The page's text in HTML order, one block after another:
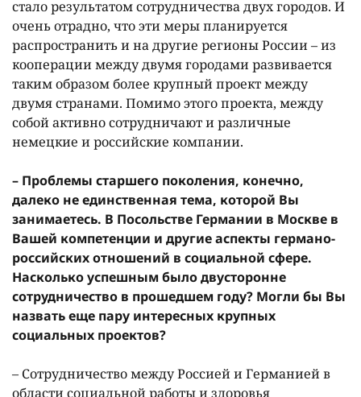
стало результатом сотрудничества двух городов. И
очень отрадно, что эти меры планируется
распространить и на другие регионы России – из
кооперации между двумя городами развивается
таким образом более крупный проект между
двумя странами. Помимо этого проекта, между
собой активно сотрудничают и различные
немецкие и российские компании.
– Проблемы старшего поколения, конечно,
далеко не единственная тема, которой Вы
занимаетесь. В Посольстве Германии в Москве в
Вашей компетенции и другие аспекты германо-
российских отношений в социальной сфере.
Насколько успешным было двусторонне
сотрудничество в прошедшем году? Могли бы Вы
назвать еще пару интересных крупных
социальных проектов?
– Сотрудничество между Россией и Германией в
области социальной работы и здоровья